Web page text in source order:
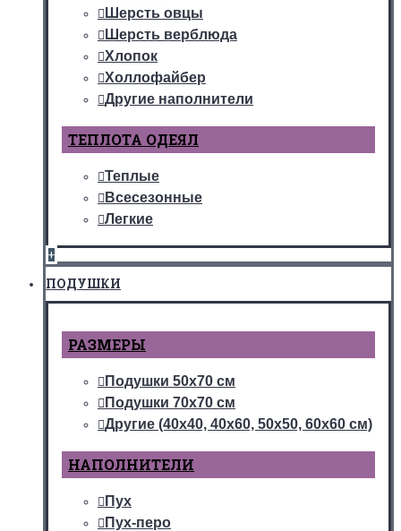
Шерсть овцы
Шерсть верблюда
Хлопок
Холлофайбер
Другие наполнители
ТЕПЛОТА ОДЕЯЛ
Теплые
Всесезонные
Легкие
+
ПОДУШКИ
РАЗМЕРЫ
Подушки 50х70 см
Подушки 70х70 см
Другие (40х40, 40х60, 50х50, 60х60 см)
НАПОЛНИТЕЛИ
Пух
Пух-перо